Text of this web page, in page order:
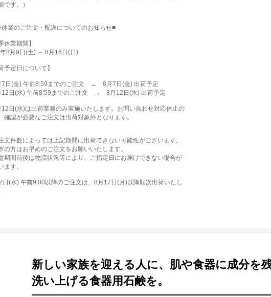
です。）
休業のご注文・配送についてのお知らせ■
休業期間】
8月9日(土) ～ 8月16日(日)
予定日について】
7日(金) 午前8:59までのご注文 → 8月7日(金) 出荷予定
12日(水) 午前8:59までのご注文 → 8月12日(水) 出荷予定
日(水)は出荷業務のみ実施いたします。お問い合わせ対応休止の
確認が必要なご注文は出荷対象外となります。
文件数によっては上記期間に出荷できない可能性がございます。
の方はお早めのご注文をお願いいたします。
期間前後は物流状況等により、ご指定日にお届けできない場合が
ます。
日(水) 午前9:00以降のご注文は、8月17日(月)以降順次出荷いたし
新しい家族を迎える人に、肌や食器に成分を
洗い上げる食器用石鹸を。